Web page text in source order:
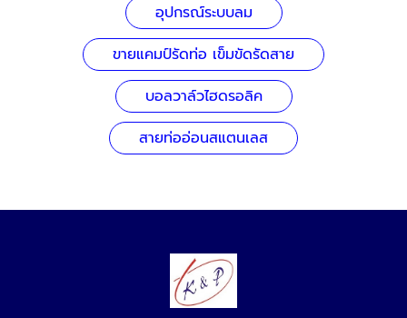
อุปกรณ์ระบบลม
ขายแคมป์รัดท่อ เข็มขัดรัดสาย
บอลวาล์วไฮดรอลิค
สายท่ออ่อนสแตนเลส